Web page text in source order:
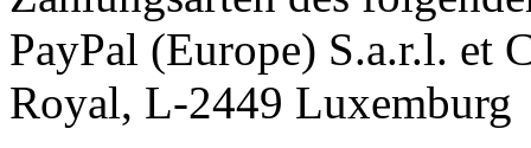
PayPal (Europe) S.a.r.l. et
Royal, L-2449 Luxemburg